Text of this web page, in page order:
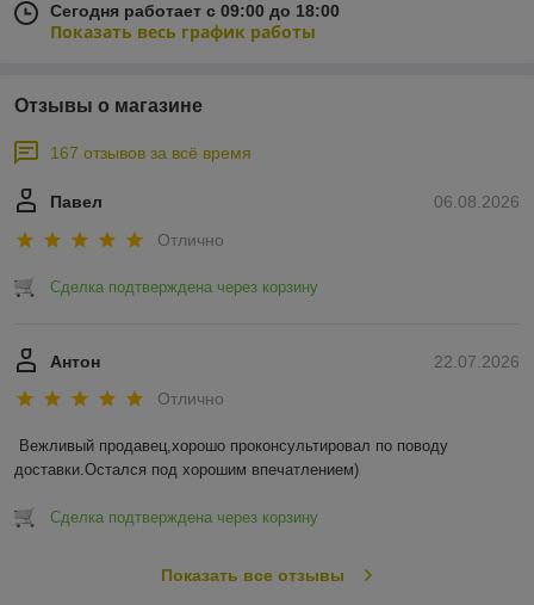
Сегодня работает с 09:00 до 18:00
Показать весь график работы
Отзывы о магазине
167 отзывов за всё время
06.08.2026
Павел
Отлично
Сделка подтверждена через корзину
22.07.2026
Антон
Отлично
Вежливый продавец,хорошо проконсультировал по поводу
доставки.Остался под хорошим впечатлением)
Сделка подтверждена через корзину
Показать все отзывы